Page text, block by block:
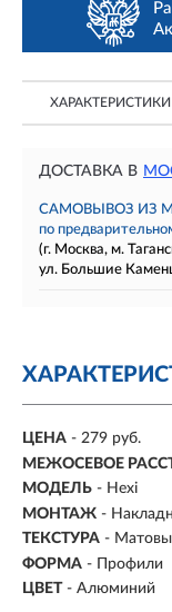
ХАРАКТЕРИСТИКИ
ДОСТАВКА В
САМОВЫВОЗ ИЗ
по
(г. Москва, м.
ул. Большие
ЦЕНА - 279 руб.
МЕЖОСЕВОЕ
МОДЕЛЬ - Hexi
МОНТАЖ -
ТЕКСТУРА -
ФОРМА - Профили
ЦВЕТ - Алюминий